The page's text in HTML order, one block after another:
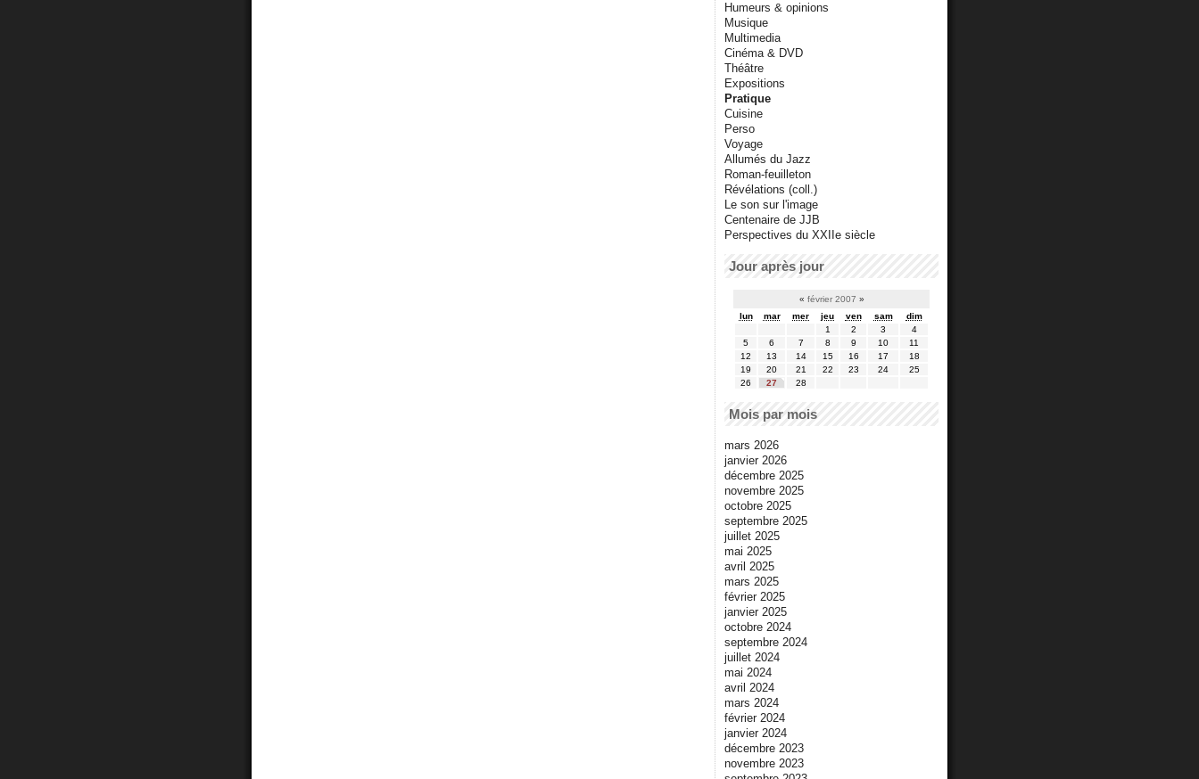
Humeurs & opinions
Musique
Multimedia
Cinéma & DVD
Théâtre
Expositions
Pratique
Cuisine
Perso
Voyage
Allumés du Jazz
Roman-feuilleton
Révélations (coll.)
Le son sur l'image
Centenaire de JJB
Perspectives du XXIIe siècle
Jour après jour
« février 2007 »
lun
mar mer jeu ven sam
dim
1
2 3
4
5
6 7 8 9 10
11
12
13 14 15 16 17
18
19
20 21 22 23 24
25
26
27 28
Mois par mois
mars 2026
janvier 2026
décembre 2025
novembre 2025
octobre 2025
septembre 2025
juillet 2025
mai 2025
avril 2025
mars 2025
février 2025
janvier 2025
octobre 2024
septembre 2024
juillet 2024
mai 2024
avril 2024
mars 2024
février 2024
janvier 2024
décembre 2023
novembre 2023